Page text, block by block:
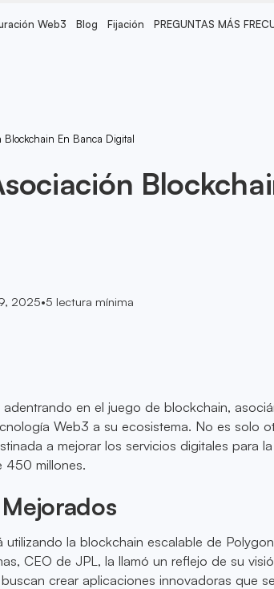
Web3 Blog Fijación PREGUNTAS MÁS
Blockchain En Banca Digital
2025•5 lectura mínima
en el juego de blockchain,
Web3 a su ecosistema. No es solo
a mejorar los servicios digitales para la
450 millones.
la blockchain escalable de
CEO de JPL, la llamó un reflejo de su
crear aplicaciones innovadoras que